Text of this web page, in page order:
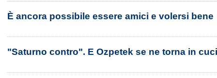
È ancora possibile essere amici e volersi bene
"Saturno contro". E Ozpetek se ne torna in